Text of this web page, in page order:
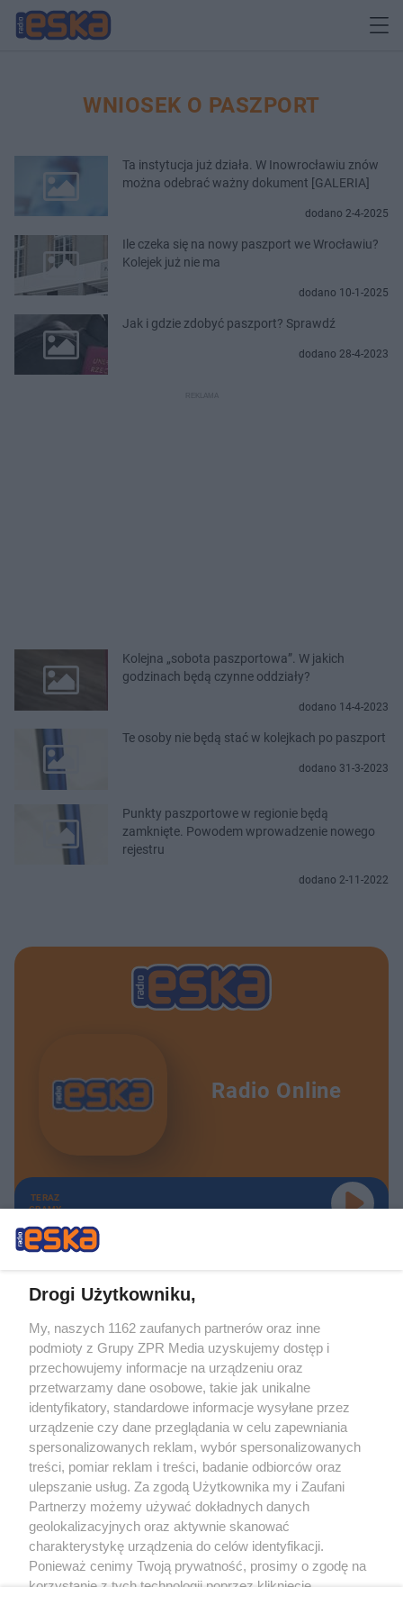
WNIOSEK O PASZPORT
Ta instytucja już działa. W Inowrocławiu znów
można odebrać ważny dokument [GALERIA]
dodano 2-4-2025
Ile czeka się na nowy paszport we Wrocławiu?
Kolejek już nie ma
dodano 10-1-2025
Jak i gdzie zdobyć paszport? Sprawdź
dodano 28-4-2023
Kolejna „sobota paszportowa”. W jakich
godzinach będą czynne oddziały?
dodano 14-4-2023
Te osoby nie będą stać w kolejkach po paszport
dodano 31-3-2023
Punkty paszportowe w regionie będą
zamknięte. Powodem wprowadzenie nowego
rejestru
dodano 2-11-2022
Radio Online
TERAZ
GRAMY
Żaden utwór zamieszczony w serwisie nie może być powielany i
rozpowszechniany lub dalej rozpowszechniany w jakikolwiek sposób (w
tym także elektroniczny lub mechaniczny) na jakimkolwiek polu
eksploatacji w jakiejkolwiek formie, włącznie z umieszczaniem w Internecie
bez pisemnej zgody właściciela praw. Jakiekolwiek użycie lub
wykorzystanie utworów w całości lub w części z naruszeniem prawa, tzn.
bez właściwej zgody, jest zabronione pod groźbą kary i może być ścigane
prawnie.
O nas
Drogi Użytkowniku,
My, naszych 1162 zaufanych partnerów oraz inne
podmioty z Grupy ZPR Media uzyskujemy dostęp i
przechowujemy informacje na urządzeniu oraz
przetwarzamy dane osobowe, takie jak unikalne
identyfikatory, standardowe informacje wysyłane przez
urządzenie czy dane przeglądania w celu zapewniania
spersonalizowanych reklam, wybór spersonalizowanych
treści, pomiar reklam i treści, badanie odbiorców oraz
ulepszanie usług. Za zgodą Użytkownika my i Zaufani
Partnerzy możemy używać dokładnych danych
geolokalizacyjnych oraz aktywnie skanować
charakterystykę urządzenia do celów identyfikacji.
Ponieważ cenimy Twoją prywatność, prosimy o zgodę na
korzystanie z tych technologii poprzez kliknięcie